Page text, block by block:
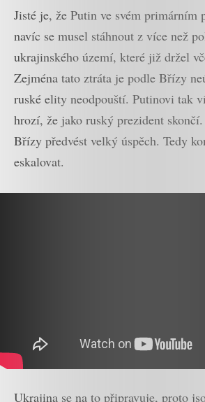
Jisté je, že Putin ve svém primárním
navíc se musel stáhnout z více než
ukrajinského území, které již držel
Zejména tato ztráta je podle Břízy
ruské elity neodpouští. Putinovi tak
hrozí, že jako ruský prezident
Břízy předvést velký úspěch. Tedy
eskalovat.
Ukrajina se na to připravuje, proto